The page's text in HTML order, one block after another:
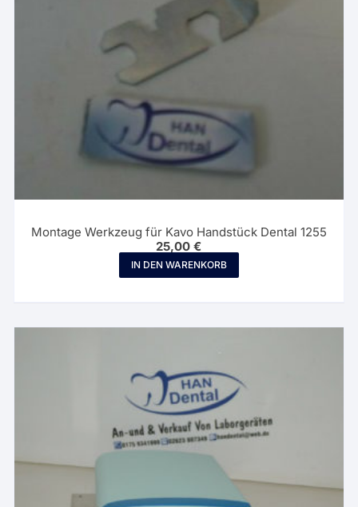
Montage Werkzeug für Kavo Handstück Dental 1255
25,00€
IN DEN WARENKORB